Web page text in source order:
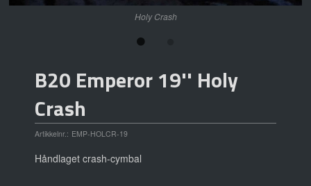
Holy Crash
B20 Emperor 19'' Holy
Crash
Artikkelnr.: EMP-HOLCR-19
Håndlaget crash-cymbal